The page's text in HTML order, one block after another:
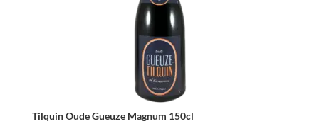
Tilquin Oude Gueuze Magnum 150cl